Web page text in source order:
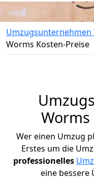
Umzugsunternehmen
Worms Kosten-Preise
Worms
Wer einen Umzug
Erstes um die
professionelles
eine bessere